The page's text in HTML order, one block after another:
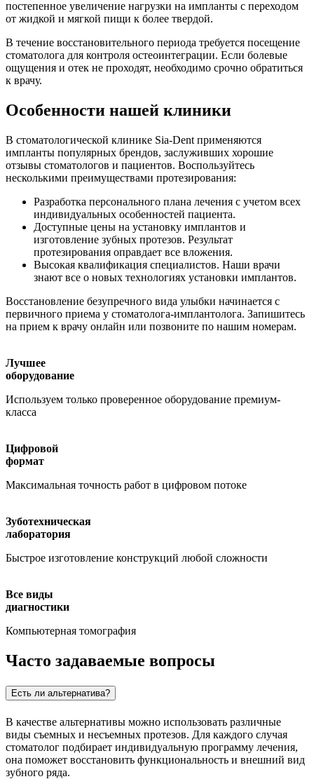
постепенное увеличение нагрузки на импланты с переходом
от жидкой и мягкой пищи к более твердой.
В течение восстановительного периода требуется посещение
стоматолога для контроля остеоинтеграции. Если болевые
ощущения и отек не проходят, необходимо срочно обратиться
к врачу.
Особенности нашей клиники
В стоматологической клинике Sia-Dent применяются
импланты популярных брендов, заслуживших хорошие
отзывы стоматологов и пациентов. Воспользуйтесь
несколькими преимуществами протезирования:
Разработка персонального плана лечения с учетом всех
индивидуальных особенностей пациента.
Доступные цены на установку имплантов и
изготовление зубных протезов. Результат
протезирования оправдает все вложения.
Высокая квалификация специалистов. Наши врачи
знают все о новых технологиях установки имплантов.
Восстановление безупречного вида улыбки начинается с
первичного приема у стоматолога-имплантолога. Запишитесь
на прием к врачу онлайн или позвоните по нашим номерам.
Лучшее
оборудование
Используем только проверенное оборудование премиум-
класса
Цифровой
формат
Максимальная точность работ в цифровом потоке
Зуботехническая
лаборатория
Быстрое изготовление конструкций любой сложности
Все виды
диагностики
Компьютерная томография
Часто задаваемые вопросы
Есть ли альтернатива?
В качестве альтернативы можно использовать различные
виды съемных и несъемных протезов. Для каждого случая
стоматолог подбирает индивидуальную программу лечения,
она поможет восстановить функциональность и внешний вид
зубного ряда.